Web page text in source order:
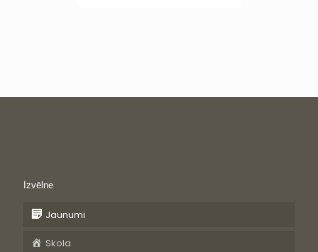
Izvēlne
Jaunumi
Skola